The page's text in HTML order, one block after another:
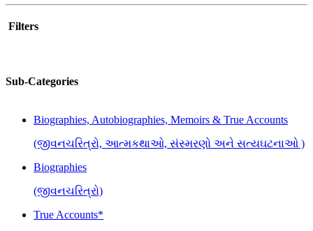
Filters
Sub-Categories
Biographies, Autobiographies, Memoirs & True Accounts
(જીવનચરિત્રો, આત્મકથાઓ, સંસ્મરણો અને સત્યઘટનાઓ )
Biographies
(જીવનચરિત્રો)
True Accounts*